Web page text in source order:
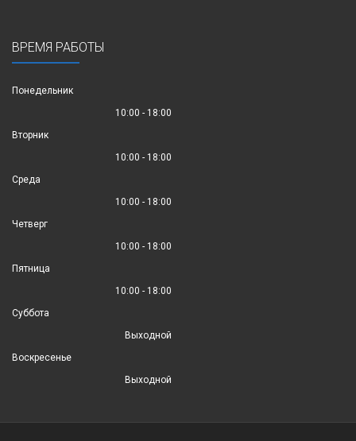
ВРЕМЯ РАБОТЫ
Понедельник
10:00 - 18:00
Вторник
10:00 - 18:00
Среда
10:00 - 18:00
Четверг
10:00 - 18:00
Пятница
10:00 - 18:00
Суббота
Выходной
Воскресенье
Выходной